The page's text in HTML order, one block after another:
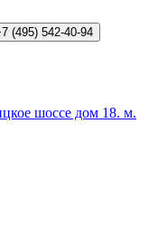
(495) 542-40-94
шоссе дом 18. м.